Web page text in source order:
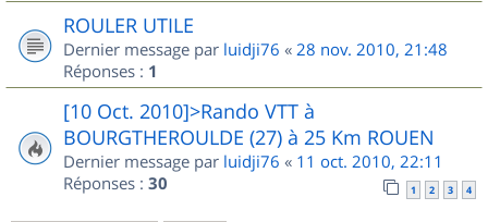
ROULER UTILE
Dernier message par luidji76 « 28 nov. 2010, 21:48
Réponses : 1
[10 Oct. 2010]>Rando VTT à
BOURGTHEROULDE (27) à 25 Km ROUEN
Dernier message par luidji76 « 11 oct. 2010, 22:11
Réponses : 30 1 2 3 4